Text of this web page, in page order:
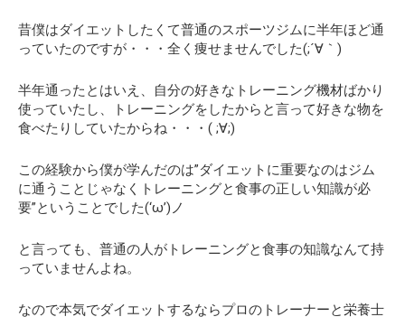
昔僕はダイエットしたくて普通のスポーツジムに半年ほど通
っていたのですが・・・全く痩せませんでした(;´∀｀)
半年通ったとはいえ、自分の好きなトレーニング機材ばかり
使っていたし、トレーニングをしたからと言って好きな物を
食べたりしていたからね・・・( ;∀;)
この経験から僕が学んだのは”ダイエットに重要なのはジム
に通うことじゃなくトレーニングと食事の正しい知識が必
要”ということでした(‘ω’)ノ
と言っても、普通の人がトレーニングと食事の知識なんて持
っていませんよね。
なので本気でダイエットするならプロのトレーナーと栄養士